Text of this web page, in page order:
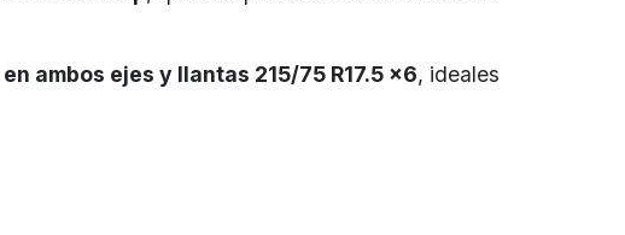
ambos ejes y llantas 215/75 R17.5 x6, ideales